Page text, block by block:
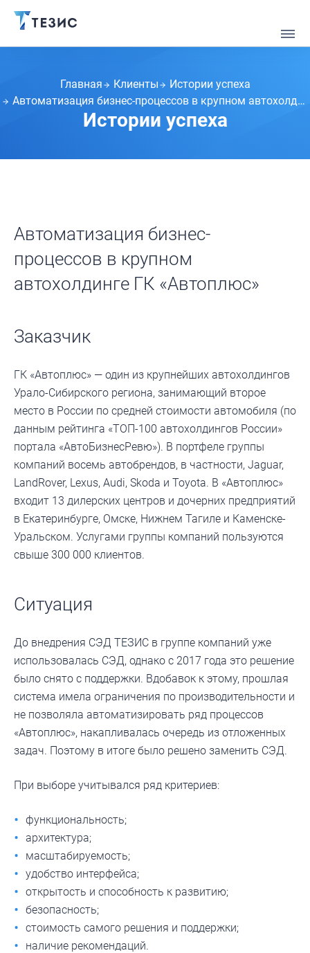
Главная Клиенты
Истории успеха
Автоматизация бизнес-процессов в крупном автохолдинге ГК «Автоплюс»
Истории успеха
Автоматизация бизнес-
процессов в крупном
автохолдинге ГК «Автоплюс»
Заказчик
ГК «Автоплюс» — один из крупнейших автохолдингов
Урало-Сибирского региона, занимающий второе
место в России по средней стоимости автомобиля (по
данным рейтинга «ТОП-100 автохолдингов России»
портала «АвтоБизнесРевю»). В портфеле группы
компаний восемь автобрендов, в частности, Jaguar,
LandRover, Lexus, Audi, Skoda и Toyota. В «Автоплюс»
входит 13 дилерских центров и дочерних предприятий
в Екатеринбурге, Омске, Нижнем Тагиле и Каменске-
Уральском. Услугами группы компаний пользуются
свыше 300 000 клиентов.
Ситуация
До внедрения СЭД ТЕЗИС в группе компаний уже
использовалась СЭД, однако с 2017 года это решение
было снято с поддержки. Вдобавок к этому, прошлая
система имела ограничения по производительности и
не позволяла автоматизировать ряд процессов
«Автоплюс», накапливалась очередь из отложенных
задач. Поэтому в итоге было решено заменить СЭД.
При выборе учитывался ряд критериев:
функциональность;
архитектура;
масштабируемость;
удобство интерфейса;
открытость и способность к развитию;
безопасность;
стоимость самого решения и поддержки;
наличие рекомендаций.